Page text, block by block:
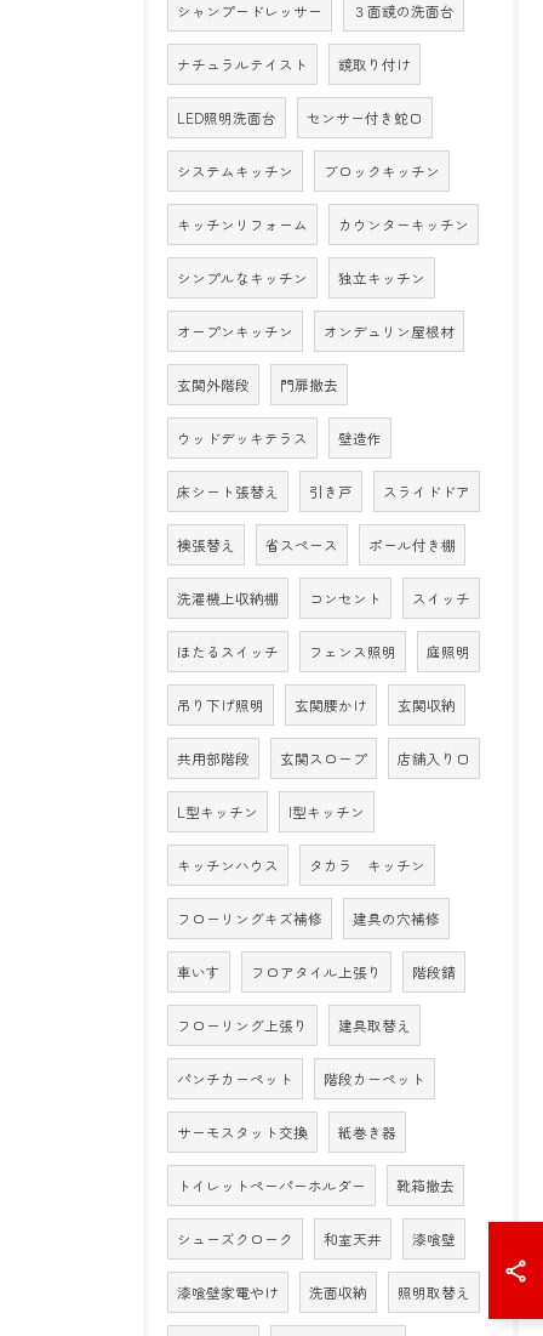
シャンプードレッサー ３面鏡の洗面台
ナチュラルテイスト 鏡取り付け
LED照明洗面台 センサー付き蛇口
システムキッチン ブロックキッチン
キッチンリフォーム カウンターキッチン
シンプルなキッチン 独立キッチン
オープンキッチン オンデュリン屋根材
玄関外階段 門扉撤去
ウッドデッキテラス 壁造作
床シート張替え 引き戸 スライドドア
襖張替え 省スペース ポール付き棚
洗濯機上収納棚 コンセント スイッチ
ほたるスイッチ フェンス照明 庭照明
吊り下げ照明 玄関腰かけ 玄関収納
共用部階段 玄関スロープ 店舗入り口
L型キッチン I型キッチン
キッチンハウス タカラ キッチン
フローリングキズ補修 建具の穴補修
車いす フロアタイル上張り 階段錆
フローリング上張り 建具取替え
パンチカーペット 階段カーペット
サーモスタット交換 紙巻き器
トイレットペーパーホルダー 靴箱撤去
シューズクローク 和室天井 漆喰壁
漆喰壁家電やけ 洗面収納 照明取替え